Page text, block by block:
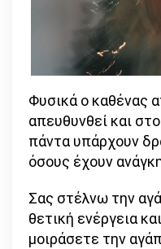
Φυσικά ο καθένας
απευθυνθεί και
πάντα υπάρχουν
όσους έχουν
Σας στέλνω την
θετική ενέργεια
μοιράσετε την